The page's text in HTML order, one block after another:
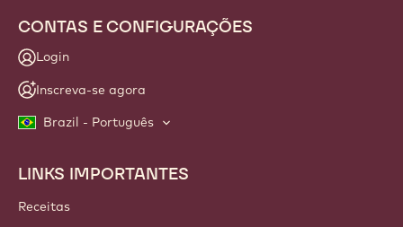
CONTAS E CONFIGURAÇÕES
Login
Inscreva-se agora
Brazil - Português
Footer
Callebaut
LINKS IMPORTANTES
Receitas